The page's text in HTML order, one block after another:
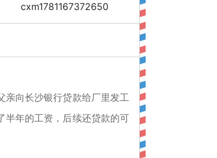
cxm1781167372650
亲向长沙银行贷款给厂里发工
半年的工资，后续还贷款的可